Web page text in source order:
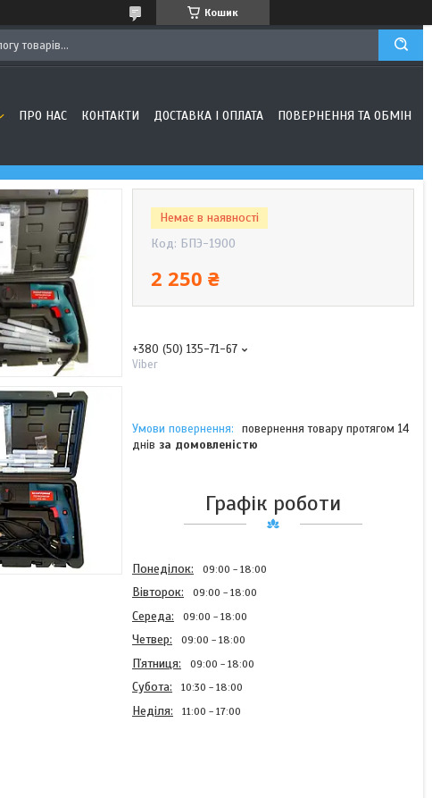
Кошик
ПРО НАС КОНТАКТИ ДОСТАВКА І ОПЛАТА ПОВЕРНЕННЯ ТА ОБМІН
Немає в наявності
Код: БПЭ-1900
2 250 ₴
+380 (50) 135-71-67
Viber
повернення товару протягом 14
днів за домовленістю
Графік роботи
Понеділок 09:00 18:00
Вівторок 09:00 18:00
Середа 09:00 18:00
Четвер 09:00 18:00
Пʼятниця 09:00 18:00
Субота 10:30 18:00
Неділя 11:00 17:00